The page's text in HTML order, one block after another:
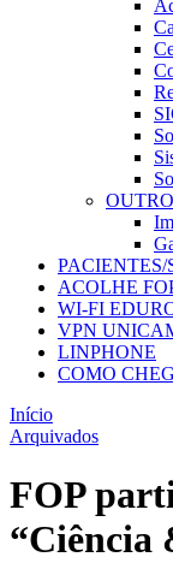
PACIENTES/
ACOLHE
WI-FI
VPN
LINPHONE
COMO
Início
Arquivados
FOP
“Ciência